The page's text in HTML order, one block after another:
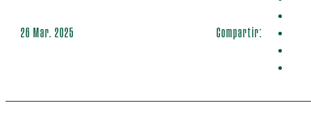
26 Mar. 2025 Compartir: